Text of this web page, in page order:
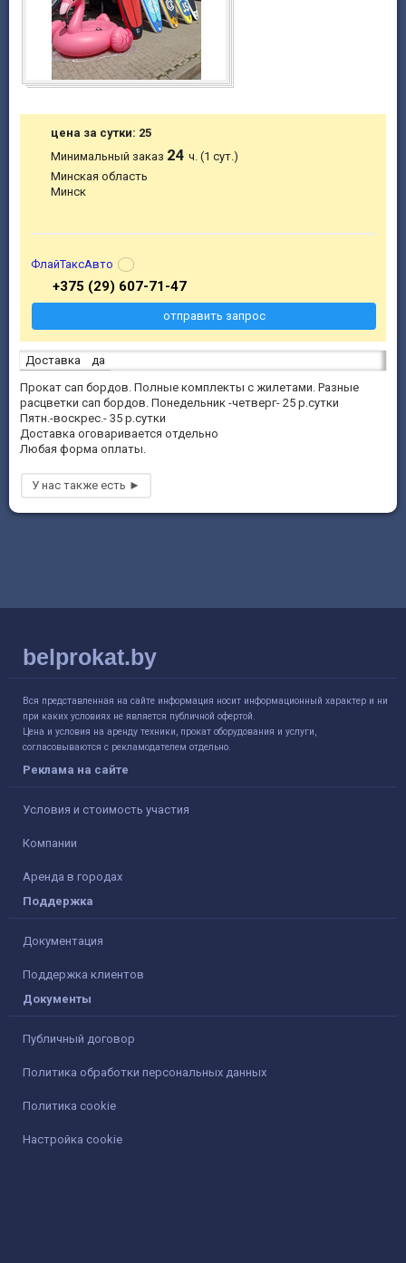
Доставка
да
Прокат сап бордов. Полные комплекты с жилетами. Разные
расцветки сап бордов. Понедельник -четверг- 25 р.сутки
Пятн.-воскрес.- 35 р.сутки
Доставка оговаривается отдельно
Любая форма оплаты.
цена за сутки: 25
Минимальный заказ 24ч. (1 сут.)
Минская область
Минск
ФлайТаксАвто
+375 (29) 607-71-47
отправить запрос
belprokat.by
Вся представленная на сайте информация носит информационный характер и ни
при каких условиях не является публичной офертой.
Цена и условия на аренду техники, прокат оборудования и услуги,
согласовываются с рекламодателем отдельно.
Реклама на сайте
Условия и стоимость участия
Компании
Аренда в городах
Поддержка
Документация
Поддержка клиентов
Документы
Публичный договор
Политика обработки персональных данных
Политика cookie
Настройка cookie